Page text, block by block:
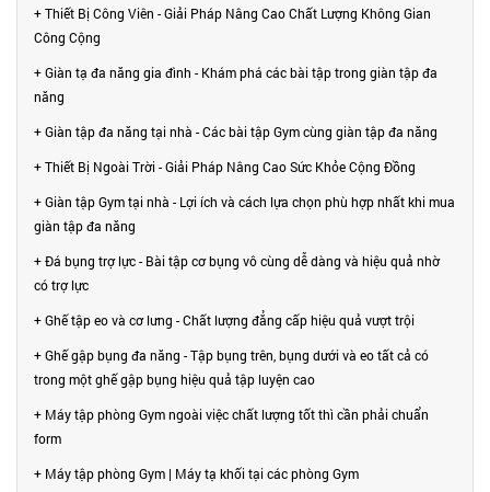
+ Thiết Bị Công Viên - Giải Pháp Nâng Cao Chất Lượng Không Gian
Công Cộng
+ Giàn tạ đa năng gia đình - Khám phá các bài tập trong giàn tập đa
năng
+ Giàn tập đa năng tại nhà - Các bài tập Gym cùng giàn tập đa năng
+ Thiết Bị Ngoài Trời - Giải Pháp Nâng Cao Sức Khỏe Cộng Đồng
+ Giàn tập Gym tại nhà - Lợi ích và cách lựa chọn phù hợp nhất khi mua
giàn tập đa năng
+ Đá bụng trợ lực - Bài tập cơ bụng vô cùng dễ dàng và hiệu quả nhờ
có trợ lực
+ Ghế tập eo và cơ lưng - Chất lượng đẳng cấp hiệu quả vượt trội
+ Ghế gập bụng đa năng - Tập bụng trên, bụng dưới và eo tất cả có
trong một ghế gập bụng hiệu quả tập luyện cao
+ Máy tập phòng Gym ngoài việc chất lượng tốt thì cần phải chuẩn
form
+ Máy tập phòng Gym | Máy tạ khối tại các phòng Gym